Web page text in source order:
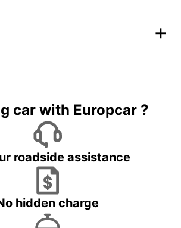
car with Europcar ?
roadside assistance
hidden charge